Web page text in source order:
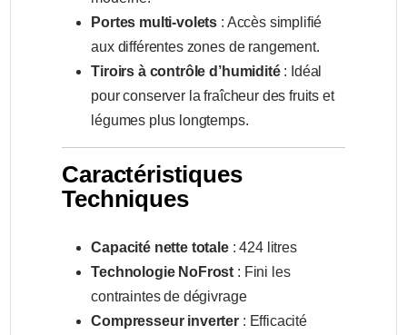
Portes multi-volets : Accès simplifié
aux différentes zones de rangement.
Tiroirs à contrôle d’humidité: Idéal
pour conserver la fraîcheur des fruits et
légumes plus longtemps.
Caractéristiques
Techniques
Capacité nette totale: 424 litres
Technologie NoFrost : Fini les
contraintes de dégivrage
Compresseur inverter : Efficacité